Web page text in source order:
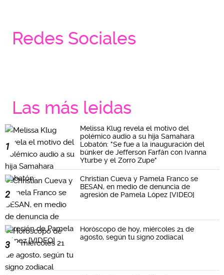
Redes Sociales
Las más leidas
1
Melissa Klug revela el motivo del
polémico audio a su hija Samahara
Lobatón: "Se fue a la inauguración del
búnker de Jefferson Farfán con Ivanna
Yturbe y el Zorro Zupe"
2
Christian Cueva y Pamela Franco se
BESAN, en medio de denuncia de
agresión de Pamela López [VIDEO]
3
Horóscopo de hoy, miércoles 21 de
agosto, según tu signo zodiacal